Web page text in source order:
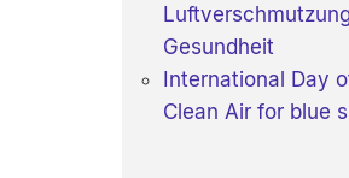
Gesundheit
International Day
Clean Air for blue